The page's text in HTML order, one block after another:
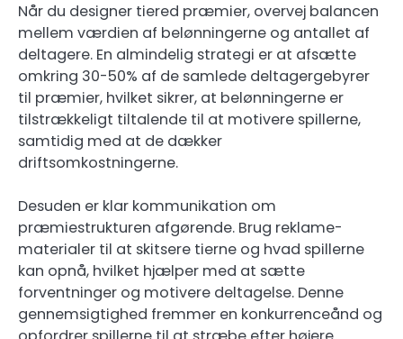
Når du designer tiered præmier, overvej balancen
mellem værdien af belønningerne og antallet af
deltagere. En almindelig strategi er at afsætte
omkring 30-50% af de samlede deltagergebyrer
til præmier, hvilket sikrer, at belønningerne er
tilstrækkeligt tiltalende til at motivere spillerne,
samtidig med at de dækker
driftsomkostningerne.
Desuden er klar kommunikation om
præmiestrukturen afgørende. Brug reklame-
materialer til at skitsere tierne og hvad spillerne
kan opnå, hvilket hjælper med at sætte
forventninger og motivere deltagelse. Denne
gennemsigtighed fremmer en konkurrenceånd og